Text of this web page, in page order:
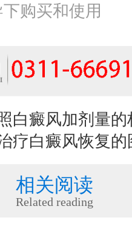
购买和使用
白癜风加剂量
疗白癜风恢复的
相关阅读
Related reading